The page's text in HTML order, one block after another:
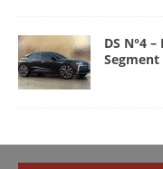
DS N°4
Segment